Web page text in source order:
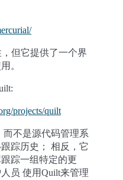
但它提供了一个界
。
projects/quilt
而不是源代码管理系
踪历史； 相反，它
踪一组特定的更
员 使用Quilt来管理